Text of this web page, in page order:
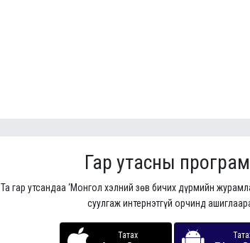
Гар утасны
Та гар утсандаа ‘Монгол хэлний зөв бичих дүрмийн
суулгаж интернэтгүй орчинд
Татах